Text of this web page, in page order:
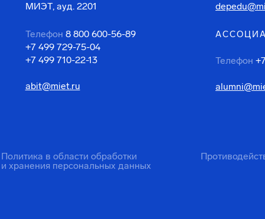
МИЭТ, ауд. 2201
Телефон 8 800 600-56-89
+7 499 729-75-04
+7 499 710-22-13
abit@miet.ru
Телефон
Политика в области обработки
и хранения персональных данных